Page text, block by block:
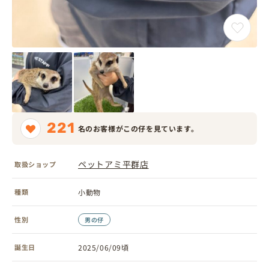
221 名のお客様がこの仔を見ています。
取扱ショップ ペットアミ平群店
種類 小動物
性別 男の仔
誕生日 2025/06/09頃